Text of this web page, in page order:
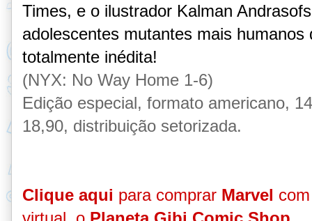
Times, e o ilustrador Kalman
adolescentes mutantes mais
totalmente inédita!
(NYX: No Way Home 1-6)
Edição especial, formato americano,
18,90, distribuição setorizada.
Clique aqui para comprar Marvel